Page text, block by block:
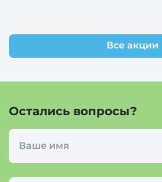
Все акции
Остались вопросы?